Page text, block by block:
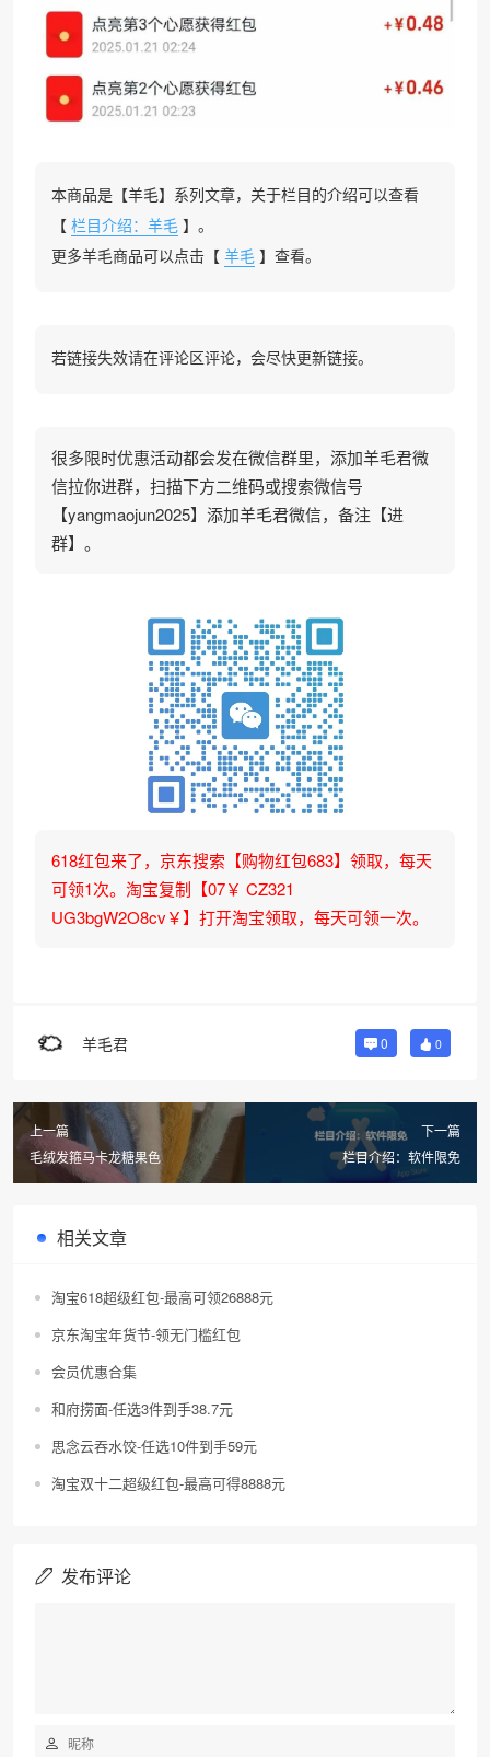
本商品是【羊毛】系列文章，关于栏目的介绍可以查看
【 栏目介绍：羊毛 】。
更多羊毛商品可以点击【 羊毛 】查看。
若链接失效请在评论区评论，会尽快更新链接。
很多限时优惠活动都会发在微信群里，添加羊毛君微
信拉你进群，扫描下方二维码或搜索微信号
【yangmaojun2025】添加羊毛君微信，备注【进
群】。
618红包来了，京东搜索【购物红包683】领取，每天
可领1次。淘宝复制【07￥ CZ321
UG3bgW2O8cv￥】打开淘宝领取，每天可领一次。
羊毛君 0 0
上一篇
毛绒发箍马卡龙糖果色
下一篇
栏目介绍：软件限免
相关文章
淘宝618超级红包-最高可领26888元
京东淘宝年货节-领无门槛红包
会员优惠合集
和府捞面-任选3件到手38.7元
思念云吞水饺-任选10件到手59元
淘宝双十二超级红包-最高可得8888元
发布评论